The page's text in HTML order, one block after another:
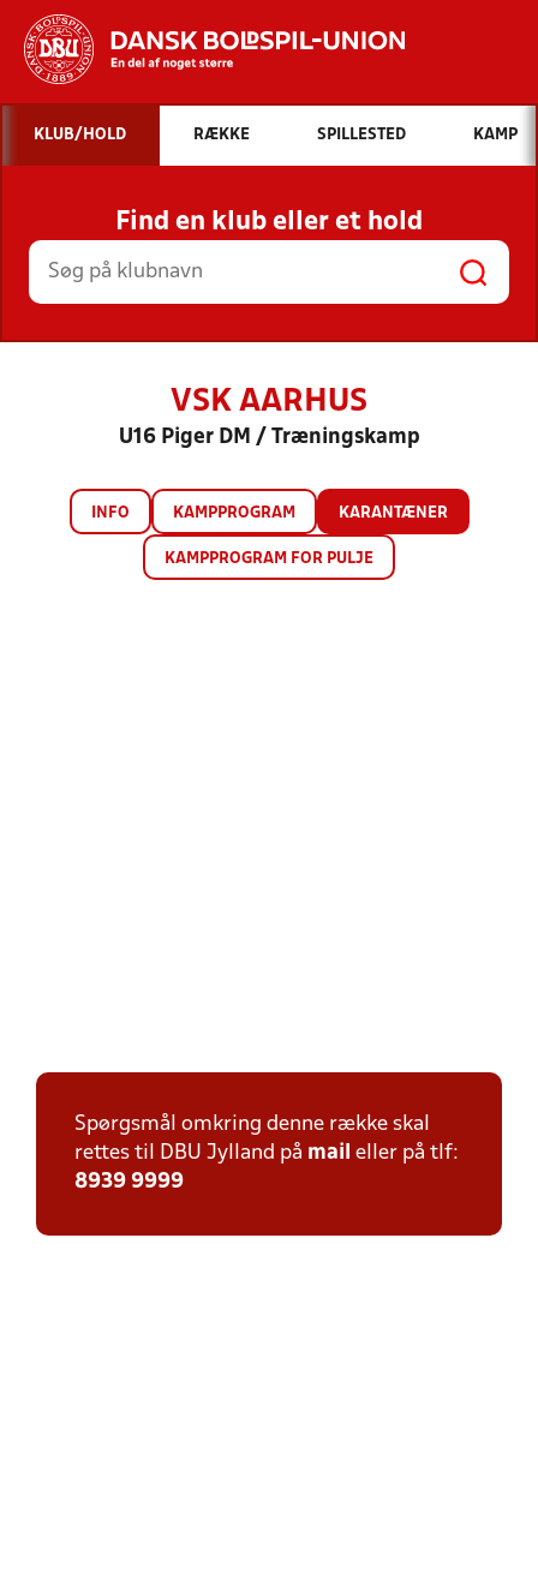
Hvad vil du søge efter?
INDHOLD OG NYHEDER
STILLINGER, RESULTATER, KLUBBER OG
HOLD
KLUB/HOLD RÆKKE SPILLESTED KAMP
Find en klub eller et hold
VSK AARHUS
U16 Piger DM / Træningskamp
INFO KAMPPROGRAM KARANTÆNER
KAMPPROGRAM FOR PULJE
Spørgsmål omkring denne række skal
rettes til DBU Jylland på mail eller på tlf:
8939 9999